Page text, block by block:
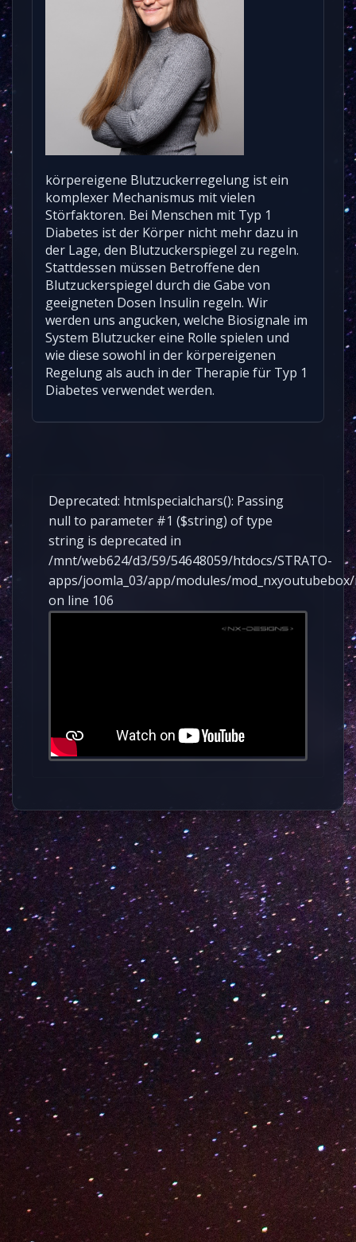
körpereigene Blutzuckerregelung ist ein
komplexer Mechanismus mit vielen
Störfaktoren. Bei Menschen mit Typ 1
Diabetes ist der Körper nicht mehr dazu in
der Lage, den Blutzuckerspiegel zu regeln.
Stattdessen müssen Betroffene den
Blutzuckerspiegel durch die Gabe von
geeigneten Dosen Insulin regeln. Wir
werden uns angucken, welche Biosignale im
System Blutzucker eine Rolle spielen und
wie diese sowohl in der körpereigenen
Regelung als auch in der Therapie für Typ 1
Diabetes verwendet werden.
Deprecated: htmlspecialchars(): Passing
null to parameter #1 ($string) of type
string is deprecated in
/mnt/web624/d3/59/54648059/htdocs/STRATO-
apps/joomla_03/app/modules/
on line 106